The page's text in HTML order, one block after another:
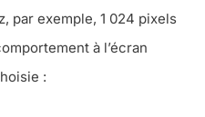
par exemple, 1 024 pixels
à l’écran
: